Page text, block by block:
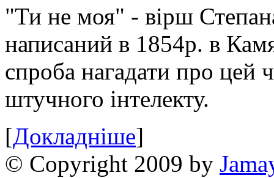
"Ти не моя" - вірш
написаний в 1854р. в
спроба нагадати про цей
штучного інтелекту.
[Докладніше]
© Copyright 2009 by